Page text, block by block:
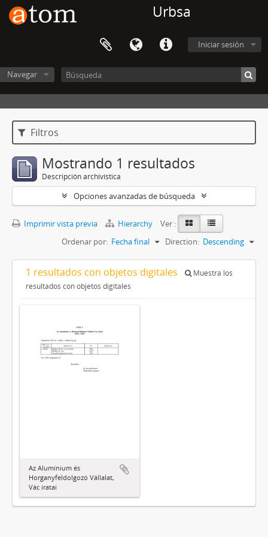
Urbsa
Iniciar sesión
Navegar
Filtros
Mostrando 1 resultados
Descripción archivística
Opciones avanzadas de búsqueda
Imprimir vista previa Hierarchy
Ver :
Ordenar por: Fecha final Direction: Descending
1 resultados con objetos digitales
Muestra los
resultados con objetos digitales
Az Alumínium és
Horganyfeldolgozó Vállalat,
Vác iratai